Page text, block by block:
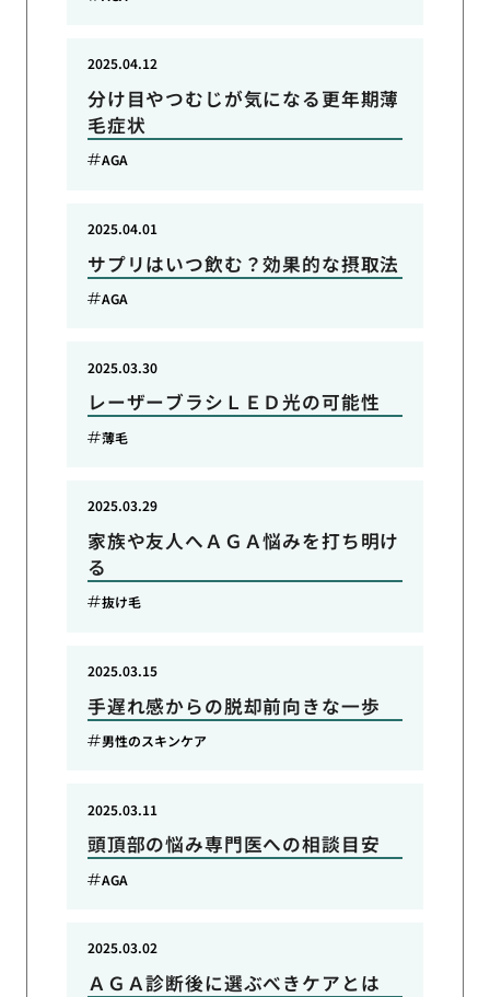
分け目やつむじが気になる更年期薄
毛症状
2025.04.12
AGA
サプリはいつ飲む？効果的な摂取法
2025.04.01
AGA
レーザーブラシＬＥＤ光の可能性
2025.03.30
薄毛
家族や友人へＡＧＡ悩みを打ち明け
る
2025.03.29
抜け毛
手遅れ感からの脱却前向きな一歩
2025.03.15
男性のスキンケア
頭頂部の悩み専門医への相談目安
2025.03.11
AGA
ＡＧＡ診断後に選ぶべきケアとは
2025.03.02